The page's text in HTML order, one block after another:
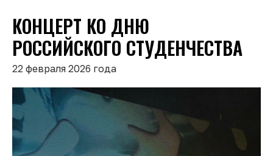
КОНЦЕРТ КО ДНЮ
РОССИЙСКОГО СТУДЕНЧЕСТВА
22 февраля 2026 года